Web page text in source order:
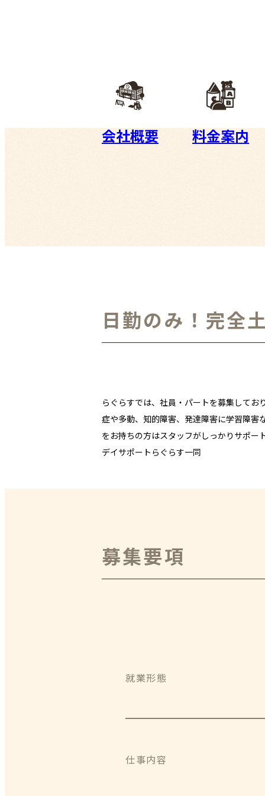
会社概要 料金案内
日勤のみ！完全
らぐらすでは、社員・パートを募集して
症や多動、知的障害、発達障害に学習障害
をお持ちの方はスタッフがしっかりサポー
デイサポートらぐらす一同
募集要項
就業形態
仕事内容